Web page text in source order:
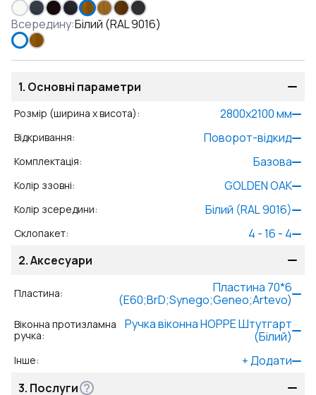
Всередину:Білий (RAL 9016)
1. Основні параметри
Розмір (ширина x висота): 2800x2100мм
Відкривання: Поворот-відкид
Комплектація: Базова
Колір ззовні: GOLDEN OAK
Колір зсередини: Білий (RAL 9016)
Склопакет:
4 - 16 - 4
2.Аксесуари
Пластина:
Пластина 70*6
(E60;BrD;Synego;Geneo;Artevo)
Віконна протизламна
ручка:
Ручка віконна HOPPE Штутгарт
(Білий)
Інше: +Додати
3. Послуги